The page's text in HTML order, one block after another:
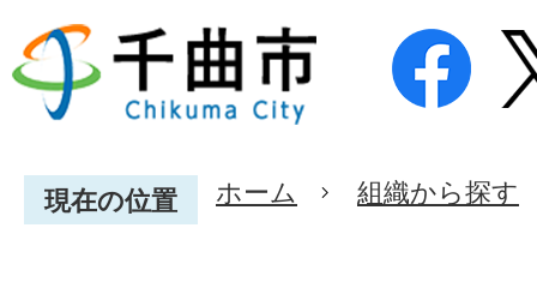
現在の位置 ホーム 組織から探す